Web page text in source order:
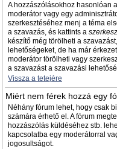
A hozzászólásokhoz hasonlóan
moderátor vagy egy
szerkesztéséhez menj a téma
a szavazás, és kattints a
készítő még törölheti a
lehetőségeket, de ha már
moderátor törölheti vagy
a szavazást a szavazási
Vissza a tetejére
Miért nem férek hozzá egy
Néhány fórum lehet, hogy csak
számára érhető el. A fórum
hozzászólás küldéséhez stb.
kapcsolatba egy moderátorral
jogosultságot.